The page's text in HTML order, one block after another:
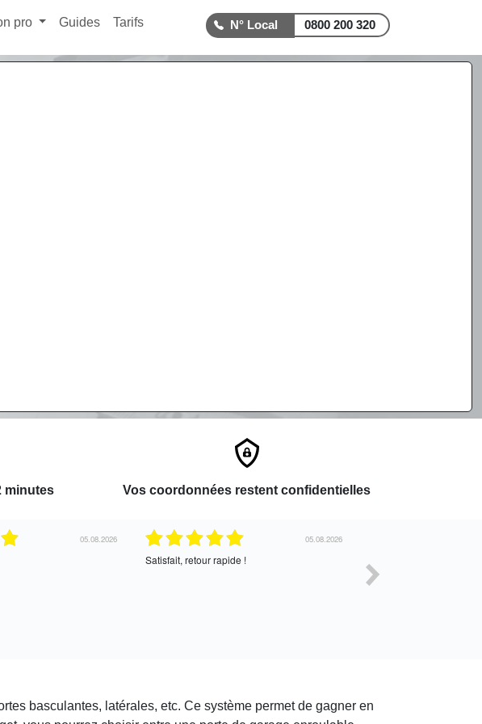
pro Guides Tarifs 0800 200 320
minutes Vos coordonnées restent confidentielles
05.08.2026 05.08.2026
Satisfait, retour rapide !
basculantes, latérales, etc. Ce système permet de gagner en